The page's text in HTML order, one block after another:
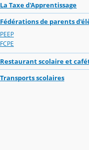
La Taxe d'Apprentissage
Fédérations de parents
PEEP
FCPE
Restaurant scolaire et
Transports scolaires